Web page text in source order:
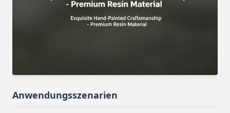
Anwendungsszenarien